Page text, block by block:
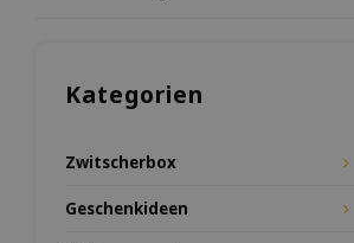
Kategorien
Zwitscherbox
Geschenkideen